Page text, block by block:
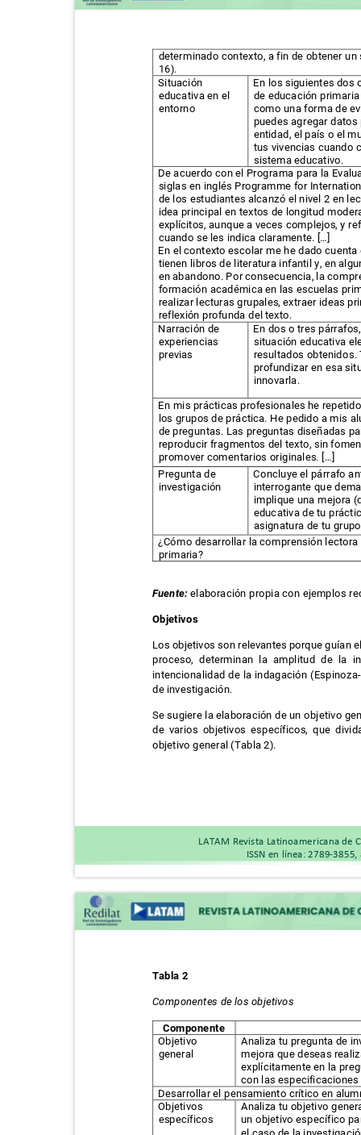
determinado contexto, a fin de obtener
16).
Situación
educativa en el
entorno
En los siguientes dos
de educación
como una forma de
puedes agregar
entidad, el país o el
tus vivencias cuando
sistema educativo.
De acuerdo con el Programa para la
siglas en inglés Programme for
de los estudiantes alcanzó el nivel 2 en
idea principal en textos de longitud
explícitos, aunque a veces complejos, y
cuando se les indica claramente. […]
En el contexto escolar me he dado
tienen libros de literatura infantil y, en
en abandono. Por consecuencia, la
formación académica en las escuelas
realizar lecturas grupales, extraer ideas
reflexión profunda del texto.
Narración de
experiencias
previas
En dos o tres
situación educativa
resultados
profundizar en esa
innovarla.
En mis prácticas profesionales he
los grupos de práctica. He pedido a mis
de preguntas. Las preguntas diseñadas
reproducir fragmentos del texto, sin
promover comentarios originales. […]
Pregunta de
investigación
Concluye el párrafo
interrogante que
implique una mejora
educativa de tu
asignatura de tu
¿Cómo desarrollar la comprensión
primaria?
Fuente:elaboración propia con ejemplos
Objetivos
Los objetivos son relevantes porque guían
proceso, determinan la amplitud de la
intencionalidad de la indagación
de investigación.
Se sugiere la elaboración de un objetivo
de varios objetivos específicos, que
objetivo general (Tabla 2).
LATAM Revista Latinoamericana de
ISSN en línea: 2789-
Tabla 2
Componentes de los objetivos
Componente
Objetivo
general
Analiza tu pregunta de
mejora que deseas
explícitamente en la
con las
Desarrollar el pensamiento crítico en
Objetivos
Analiza tu objetivo
específicos
un objetivo específico